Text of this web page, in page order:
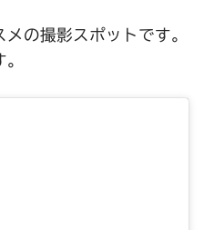
の撮影スポットです。